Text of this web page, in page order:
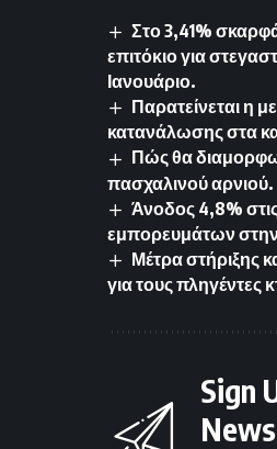
Στο 3,41%
επιτόκιο για
Ιανουάριο.
Παρατείνεται η
κατανάλωσης στα
Πώς θα
πασχαλινού αρνιού.
Άνοδος 4,8%
εμπορευμάτων
Μέτρα στήριξης
για τους πληγέντες
Sign